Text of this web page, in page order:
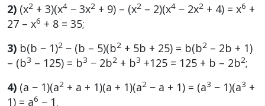
2) (x2 + 3)(x4 − 3x2 + 9) – (x2 – 2)(x4 − 2x2 + 4) = x6 +
27 – x6 + 8 = 35;
3) b(b − 1)2 − (b – 5)(b2 + 5b + 25) = b(b2 – 2b + 1)
– (b3 – 125) = b3 − 2b2 + b3 +125 = 125 + b – 2b2;
4) (a − 1)(a2 + a + 1)(a + 1)(a2 − a + 1) = (a3 − 1)(a3 +
1) = a6 − 1.